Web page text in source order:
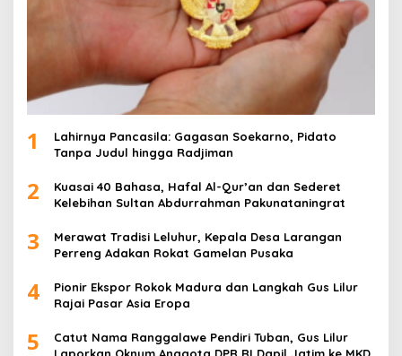
1
Lahirnya Pancasila: Gagasan Soekarno, Pidato
Tanpa Judul hingga Radjiman
2
Kuasai 40 Bahasa, Hafal Al-Qur’an dan Sederet
Kelebihan Sultan Abdurrahman Pakunataningrat
3
Merawat Tradisi Leluhur, Kepala Desa Larangan
Perreng Adakan Rokat Gamelan Pusaka
4
Pionir Ekspor Rokok Madura dan Langkah Gus Lilur
Rajai Pasar Asia Eropa
5
Catut Nama Ranggalawe Pendiri Tuban, Gus Lilur